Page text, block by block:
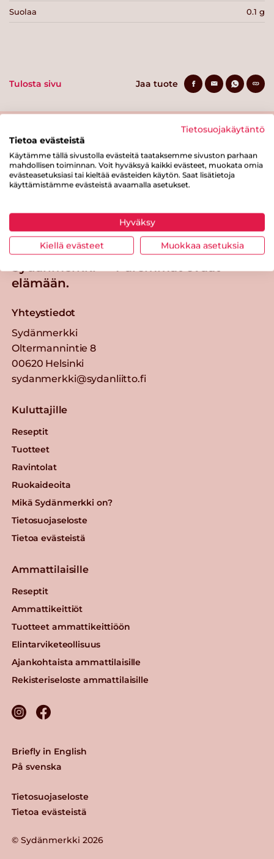
Suolaa 0.1 g
Tulosta sivu Jaa tuote
Takaisin ylös
Sydänmerkki — Paremmat eväät
elämään.
Yhteystiedot
Sydänmerkki
Oltermannintie 8
00620 Helsinki
sydanmerkki@sydanliitto.fi
Kuluttajille
Reseptit
Tuotteet
Ravintolat
Ruokaideoita
Mikä Sydänmerkki on?
Tietosuojaseloste
Tietoa evästeistä
Ammattilaisille
Reseptit
Ammattikeittiöt
Tuotteet ammattikeittiöön
Elintarviketeollisuus
Ajankohtaista ammattilaisille
Rekisteriseloste ammattilaisille
© Sydänmerkki 2026
Tietosuojaseloste
Tietoa evästeistä
Briefly in English
På svenska
Tietosuojakäytäntö
Tietoa evästeistä
Käytämme tällä sivustolla evästeitä taataksemme sivuston parhaan
mahdollisen toiminnan. Voit hyväksyä kaikki evästeet, muokata omia
evästeasetuksiasi tai kieltää evästeiden käytön. Saat lisätietoja
käyttämistämme evästeistä avaamalla asetukset.
Hyväksy
Kiellä evästeet Muokkaa asetuksia